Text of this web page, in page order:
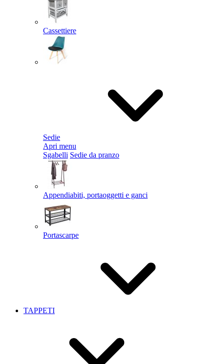
Cassettiere
Sedie
Apri menu
Sgabelli Sedie da pranzo
Appendiabiti, portaoggetti e ganci
Portascarpe
TAPPETI